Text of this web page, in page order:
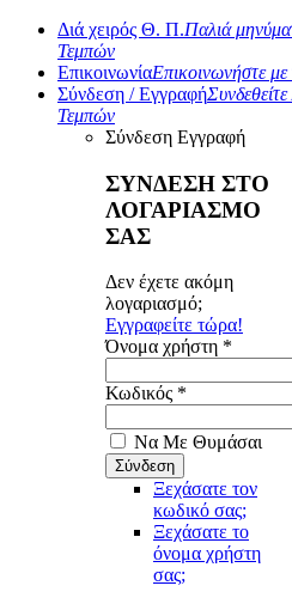
Διά χειρός Θ. Π.Παλιά
Τεμπών
ΕπικοινωνίαΕπικοινωνήστε
Σύνδεση / Εγγραφή
Τεμπών
Σύνδεση Εγγραφή
ΣΥΝΔΕΣΗ ΣΤΟ
ΛΟΓΑΡΙΑΣΜΟ
ΣΑΣ
Δεν έχετε ακόμη
λογαριασμό;
Εγγραφείτε τώρα!
Όνομα χρήστη *
Κωδικός *
Να Με Θυμάσαι
Ξεχάσατε τον
κωδικό σας;
Ξεχάσατε το
όνομα χρήστη
σας;